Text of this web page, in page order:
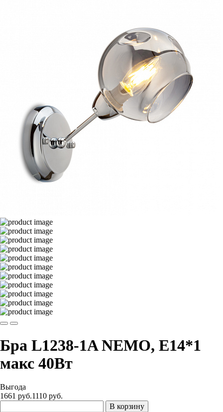
Бра L1238-1A NEMO, E14*1
макс 40Вт
Выгода
1661 руб.1110 руб.
В корзину